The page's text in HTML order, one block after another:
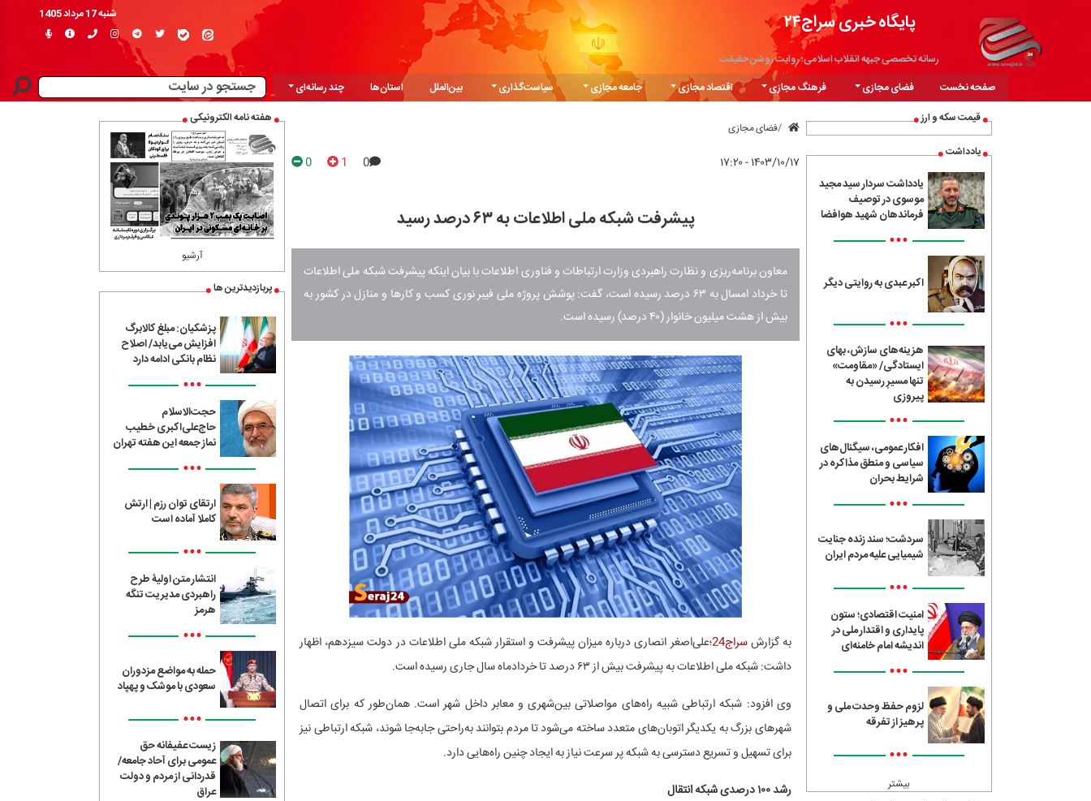
پایگاه خبری سراج۲۴
رسانه تخصصی جبهه انقلاب اسلامی؛ روایت روشن حقیقت
شنبه 17 مرداد 1405
صفحه نخست فضای مجازی فرهنگ مجازی اقتصاد مجازی جامعه مجازی سیاست‌گذاری بین‌الملل استان‌ها
چند رسانه‌ای
قیمت سکه و ارز
یادداشت
یادداشت سردار سید مجید
موسوی در توصیف
فرماندهان شهید هوافضا
•••
اکبر عبدی به روایتی دیگر
•••
هزینه‌های سازش، بهای
ایستادگی/ «مقاومت»
تنها مسیرِ رسیدن به
پیروزی
•••
افکار عمومی، سیگنال‌های
سیاسی و منطق مذاکره در
شرایط بحران
•••
سردشت؛ سند زنده جنایت
شیمیایی علیه مردم ایران
•••
امنیت اقتصادی؛ ستون
پایداری و اقتدار ملی در
اندیشه امام خامنه‌ای
•••
لزوم حفظ وحدت ملی و
پرهیز از تفرقه
•••
بیشتر
فضای مجازی
۱۴۰۳/۱۰/۱۷ - ۱۷:۲۰ 0
1
0
پیشرفت شبکه ملی اطلاعات به ۶۳ درصد رسید
معاون برنامه‌ریزی و نظارت راهبردی وزارت ارتباطات و فناوری اطلاعات با بیان اینکه پیشرفت شبکه ملی اطلاعات
تا خرداد امسال به ۶۳ درصد رسیده است، گفت: پوشش پروژه ملی فیبر نوری کسب و کارها و منازل در کشور به
بیش از هشت میلیون خانوار (۴۰ درصد) رسیده است.
به گزارشسراج24
؛علی‌اصغر انصاری درباره میزان پیشرفت و استقرار شبکه ملی اطلاعات در دولت سیزدهم، اظهار
داشت: شبکه ملی اطلاعات به پیشرفت بیش از ۶۳ درصد تا خردادماه سال جاری رسیده است.
وی افزود: شبکه ارتباطی شبیه راه‌های مواصلاتی بین‌شهری و معابر داخل شهر است. همان‌طور که برای اتصال
شهرهای بزرگ به یکدیگر اتوبان‌های متعدد ساخته می‌شود تا مردم بتوانند به‌راحتی جابه‌جا شوند، شبکه ارتباطی نیز
برای تسهیل و تسریع دسترسی به شبکه پر سرعت نیاز به ایجاد چنین راه‌هایی دارد.
رشد ۱۰۰ درصدی شبکه انتقال
هفته نامه الکترونیکی
آرشیو
پربازدیدترین ها
پزشکیان: مبلغ کالابرگ
افزایش می‌یابد/ اصلاح
نظام بانکی ادامه دارد
•••
حجت‌الاسلام
حاج‌علی‌اکبری خطیب
نماز جمعه این هفته تهران
•••
ارتقای توان رزم | ارتش
کاملا آماده است
•••
انتشار متن اولیۀ طرح
راهبردی مدیریت تنگه
هرمز
•••
حمله به مواضع مزدوران
سعودی با موشک و پهپاد
•••
زیست عفیفانه حق
عمومی برای آحاد جامعه/
قدردانی از مردم و دولت
عراق